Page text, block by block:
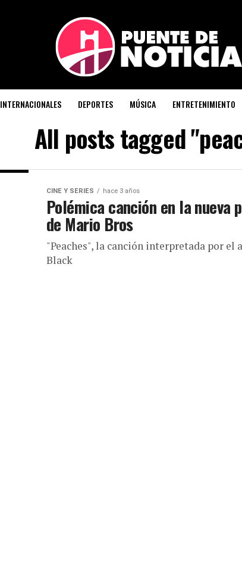
INTERNACIONALES DEPORTES MÚSICA ENTRETENIMIENTO
All posts tagged
CINE Y SERIES hace 3 años
Polémica canción en la nueva
de Mario Bros
"Peaches", la canción interpretada por el
Black